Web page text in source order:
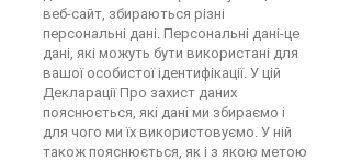
веб-сайт, збираються різні
персональні дані. Персональні дані-це
дані, які можуть бути використані для
вашої особистої ідентифікації. У цій
Декларації Про захист даних
пояснюється, які дані ми збираємо і
для чого ми їх використовуємо. У ній
також пояснюється, як і з якою метою